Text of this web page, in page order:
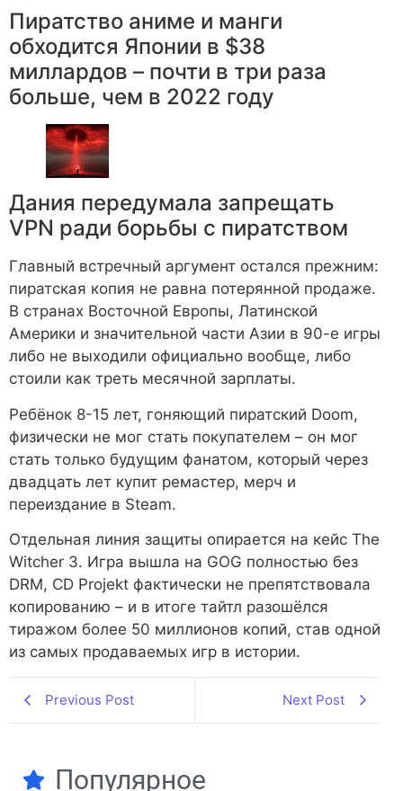
Пиратство аниме и манги
обходится Японии в $38
миллардов – почти в три раза
больше, чем в 2022 году
Дания передумала запрещать
VPN ради борьбы с пиратством
Главный встречный аргумент остался прежним:
пиратская копия не равна потерянной продаже.
В странах Восточной Европы, Латинской
Америки и значительной части Азии в 90-е игры
либо не выходили официально вообще, либо
стоили как треть месячной зарплаты.
Ребёнок 8-15 лет, гоняющий пиратский Doom,
физически не мог стать покупателем – он мог
стать только будущим фанатом, который через
двадцать лет купит ремастер, мерч и
переиздание в Steam.
Отдельная линия защиты опирается на кейс The
Witcher 3. Игра вышла на GOG полностью без
DRM, CD Projekt фактически не препятствовала
копированию – и в итоге тайтл разошёлся
тиражом более 50 миллионов копий, став одной
из самых продаваемых игр в истории.
Previous Post Next Post
Популярное